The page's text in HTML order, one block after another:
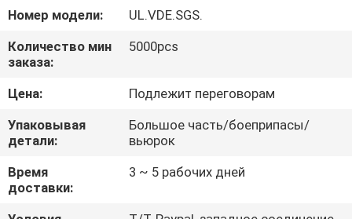
ПУТЕШЕСТВИЕ
ФАБРИКИ
ПРОВЕРКА
КАЧЕСТВА
СВЯЖИТЕСЬ
МЫ
Номер модели:
UL.VDE.SGS.
Количество мин
заказа:
5000pcs
Цена:
Подлежит переговорам
Упаковывая
детали:
Большое часть/боеприпасы/
вьюрок
Время
доставки:
3 ~ 5 рабочих дней